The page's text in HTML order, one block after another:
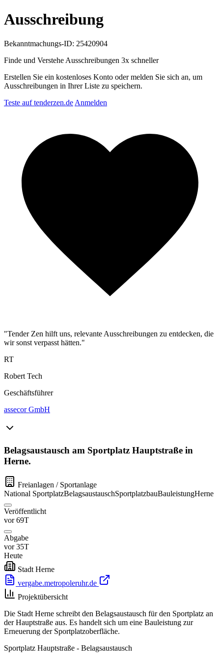
Ausschreibung
Bekanntmachungs-ID: 25420904
Finde und Verstehe Ausschreibungen 3x schneller
Erstellen Sie ein kostenloses Konto oder melden Sie sich an, um
Ausschreibungen in Ihrer Liste zu speichern.
Teste auf tenderzen.de Anmelden
"Tender Zen hilft uns, relevante Ausschreibungen zu entdecken, die
wir sonst verpasst hätten."
RT
Robert Tech
Geschäftsführer
assecor GmbH
Belagsaustausch am Sportplatz Hauptstraße in
Herne.
Freianlagen / Sportanlage
National SportplatzBelagsaustauschSportplatzbauBauleistungHerne
Veröffentlicht
vor 69T
Abgabe
vor 35T
Heute
Stadt Herne
vergabe.metropoleruhr.de
Projektübersicht
Die Stadt Herne schreibt den Belagsaustausch für den Sportplatz an
der Hauptstraße aus. Es handelt sich um eine Bauleistung zur
Erneuerung der Sportplatzoberfläche.
Sportplatz Hauptstraße - Belagsaustausch